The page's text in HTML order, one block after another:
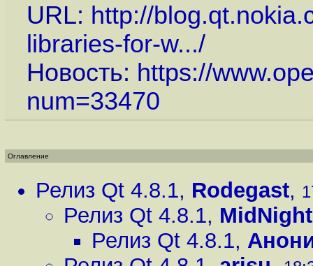
URL: http://
libraries-for-w.../
Новость: https://
num=33470
Оглавление
Релиз Qt 4.8.1, Rodegast,
Релиз Qt 4.8.1,
Релиз Qt 4.8.1,